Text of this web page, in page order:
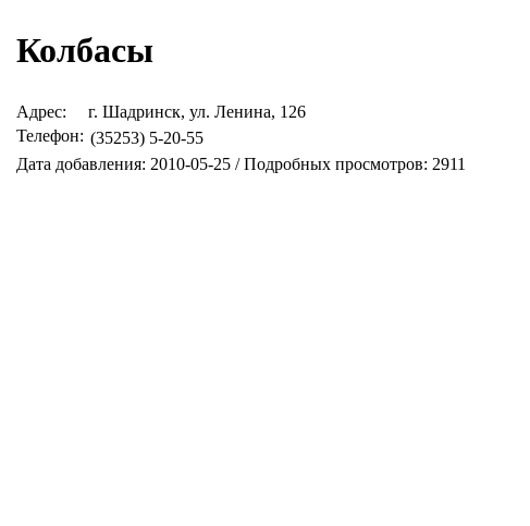
Колбасы
Адрес:
г. Шадринск, ул. Ленина, 126
Телефон: (35253) 5-20-55
Дата добавления: 2010-05-25 / Подробных просмотров: 2911